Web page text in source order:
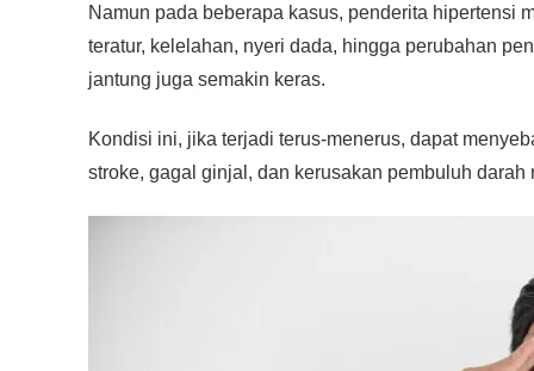
Namun pada beberapa kasus, penderita hipertensi
teratur, kelelahan, nyeri dada, hingga perubahan
jantung juga semakin keras.
Kondisi ini, jika terjadi terus-menerus, dapat
stroke, gagal ginjal, dan kerusakan pembuluh